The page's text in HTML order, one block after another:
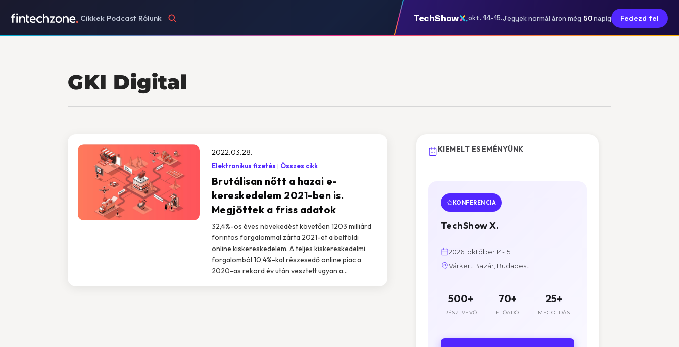
Cikkek Podcast Rólunk TechShow okt. 14-15.Jegyek normál áron még 50napig Fedezd fel
GKI Digital
Brutálisan nőtt a hazai e-
kereskedelem 2021-ben is.
Megjöttek a friss adatok
2022.03.28.
Elektronikus fizetés Összes cikk
32,4%-os éves növekedést követően 1203 milliárd
forintos forgalommal zárta 2021-et a belföldi
online kiskereskedelem. A teljes kiskereskedelmi
forgalomból 10,4%-kal részesedő online piac a
2020-as rekord év után vesztett ugyan a...
KIEMELT ESEMÉNYÜNK
KONFERENCIA
TechShow X.
2026. október 14-15.
Várkert Bazár, Budapest
500+
RÉSZTVEVŐ
70+
ELŐADÓ
25+
MEGOLDÁS